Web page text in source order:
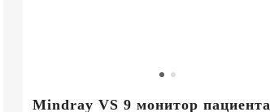
Mindray VS 9 монитор пациента